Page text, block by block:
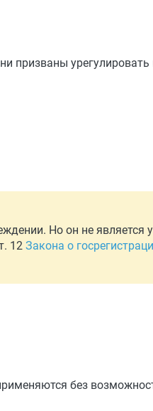
призваны урегулировать
Но он не является
12 Закона о
без